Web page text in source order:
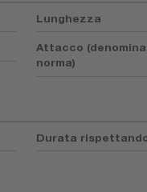
Lunghezza
Attacco
norma)
Durata